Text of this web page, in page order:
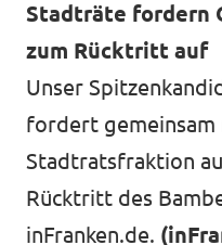
Stadträte fordern
zum Rücktritt auf
Unser
fordert
Stadtratsfraktion
Rücktritt des
inFranken.de.